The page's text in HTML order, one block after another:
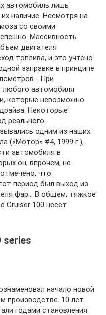
автомобиль лишь
наличие. Несмотря на
со своими
Массивность
двигателя
топлива, и это учтено
заправке в принципе
При
любого автомобиля
которые невозможно
Некоторые
реального
одним из наших
(«Мотор» #4, 1999 г.),
автомобиля в
он, впрочем, не
что
период был выход из
фар… В общем, тяжкое
Cruiser 100 несет
series
начало новой
производстве. 10 лет
годами становления